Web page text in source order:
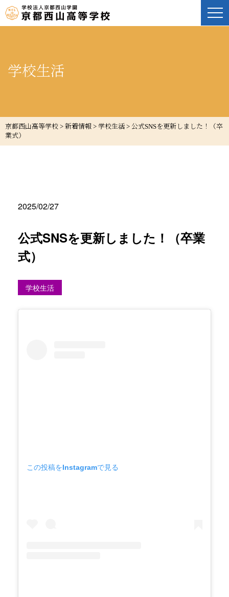
学校生活
京都西山高等学校 > 新着情報 > 学校生活> 公式SNSを更新しました！（卒
業式）
2025/02/27
公式SNSを更新しました！（卒業
式）
学校生活
この投稿をInstagramで見る